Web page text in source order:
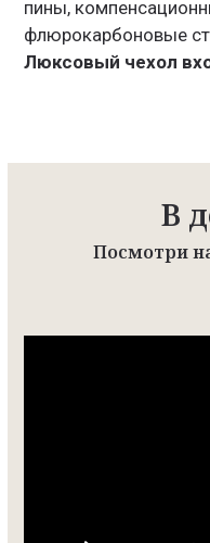
пины,
флюрокарбоновые
Люксовый чехол
В
Посмотри